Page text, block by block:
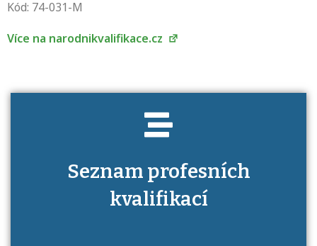
Kód: 74-031-M
Více na narodnikvalifikace.cz
Seznam profesních
kvalifikací
Víte, jaké dovednosti musíte pro danou